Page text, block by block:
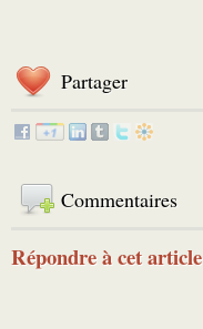
Partager
Commentaires
Répondre à cet article